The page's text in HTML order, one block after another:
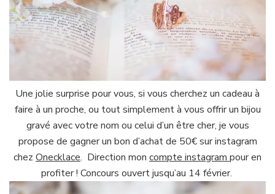
Une jolie surprise pour vous, si vous cherchez un cadeau à
faire à un proche, ou tout simplement à vous offrir un bijou
gravé avec votre nom ou celui d’un être cher, je vous
propose de gagner un bon d’achat de 50€ sur instagram
chez Onecklace. Direction mon compte instagram pour en
profiter ! Concours ouvert jusqu’au 14 février.